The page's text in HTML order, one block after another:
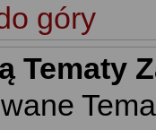
góry
Tematy